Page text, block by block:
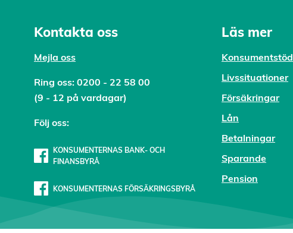
Kontakta oss
Mejla oss
Ring oss: 0200 - 22 58 00
(9 - 12 på vardagar)
Följ oss:
KONSUMENTERNAS BANK- OCH
FINANSBYRÅ
KONSUMENTERNAS FÖRSÄKRINGSBYRÅ
Läs mer
Konsumentstöd
Livssituationer
Försäkringar
Lån
Betalningar
Sparande
Pension